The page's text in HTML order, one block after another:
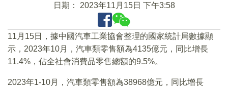
日期： 2023年11月15日 下午3:58
11月15日，據中國汽車工業協會整理的國家統計局數據顯
示，2023年10月，汽車類零售額為4135億元，同比增長
11.4%，佔全社會消費品零售總額的9.5%。
2023年1-10月，汽車類零售額為38968億元，同比增長